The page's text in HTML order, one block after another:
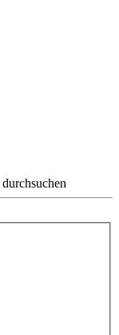
durchsuchen